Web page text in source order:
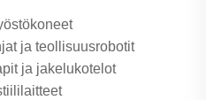
ja teollisuusrobotit
ja jakelukotelot